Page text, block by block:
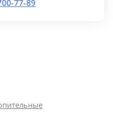
77-89